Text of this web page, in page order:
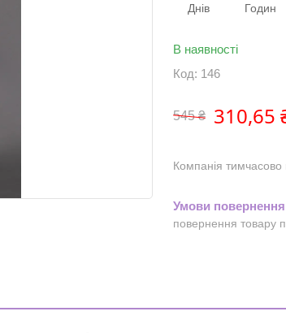
Днів Годин
В наявності
Код: 146
545 ₴ 310,65
Компанія
повернення товару